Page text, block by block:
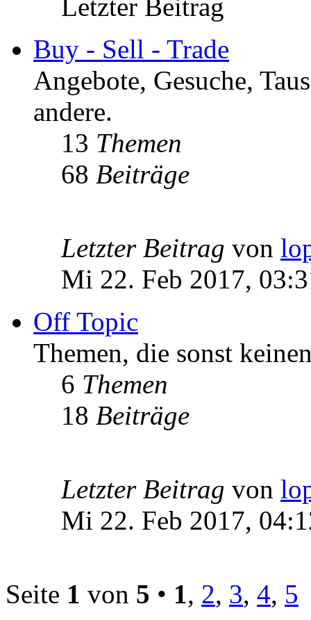
Letzter Beitrag
Buy - Sell - Trade
Angebote, Gesuche,
andere.
13 Themen
68 Beiträge
Letzter Beitrag von
Mi 22. Feb 2017,
Off Topic
Themen, die sonst
6 Themen
18 Beiträge
Letzter Beitrag von
Mi 22. Feb 2017,
Seite 1 von 5 • 1 , 2, 3, 4, 5